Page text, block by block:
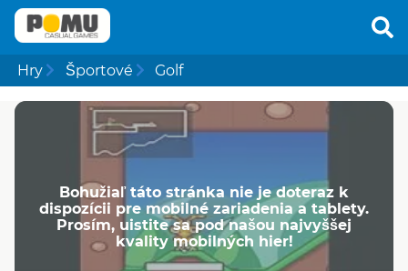
Hry Športové Golf
Bohužiaľ táto stránka nie je doteraz k
dispozícii pre mobilné zariadenia a tablety.
Prosím, uistite sa pod našou najvyššej
kvality mobilných hier!